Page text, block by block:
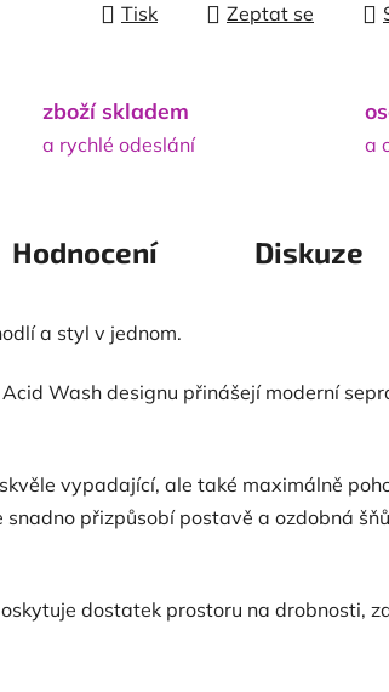
Tisk Zeptat se
zboží skladem
a rychlé odeslání a
Hodnocení Diskuze
a styl v jednom.
Wash designu přinášejí moderní
vypadající, ale také maximálně
snadno přizpůsobí postavě a ozdobná
dostatek prostoru na drobnosti,